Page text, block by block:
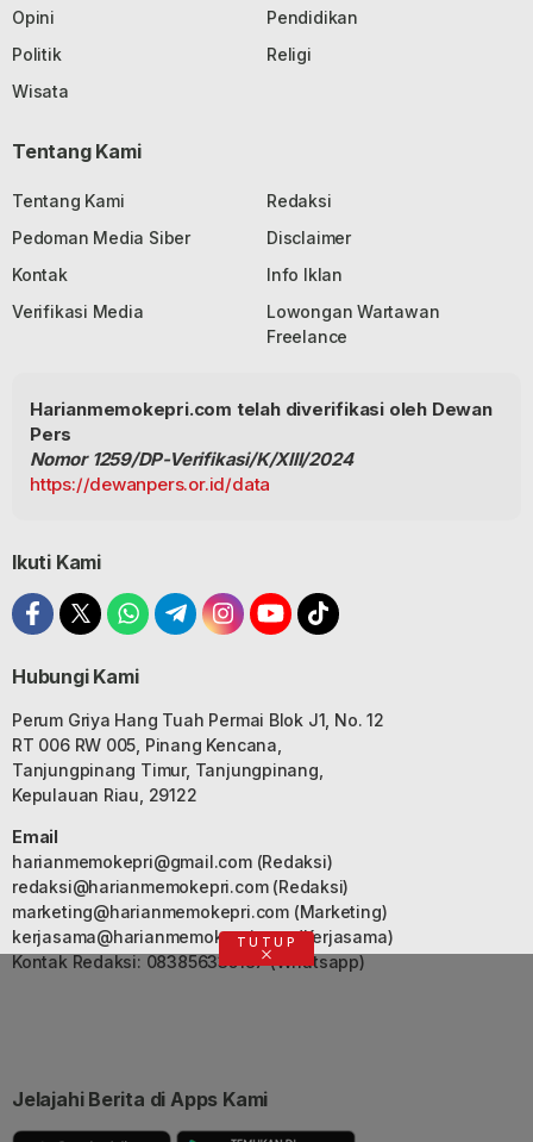
Opini
Pendidikan
Politik
Religi
Wisata
Tentang Kami
Tentang Kami
Redaksi
Pedoman Media Siber
Disclaimer
Kontak
Info Iklan
Verifikasi Media
Lowongan Wartawan
Freelance
Harianmemokepri.com telah diverifikasi oleh Dewan
Pers
Nomor 1259/DP-Verifikasi/K/XIII/2024
https://dewanpers.or.id/data
Ikuti Kami
Hubungi Kami
Perum Griya Hang Tuah Permai Blok J1, No. 12
RT 006 RW 005, Pinang Kencana,
Tanjungpinang Timur, Tanjungpinang,
Kepulauan Riau, 29122
Email
harianmemokepri@gmail.com(Redaksi)
redaksi@harianmemokepri.com(Redaksi)
marketing@harianmemokepri.com(Marketing)
kerjasama@harianmemokepri.com(Kerjasama)
Kontak Redaksi: 083856335187 (Whatsapp)
Jelajahi Berita di Apps Kami
TUTUP